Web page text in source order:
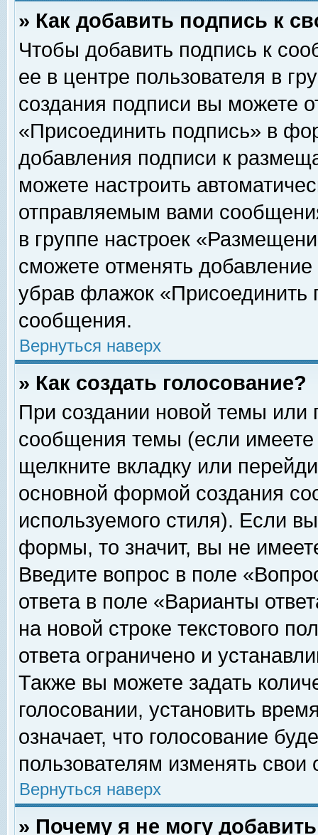
» Как добавить подпись к
Чтобы добавить подпись к
ее в центре пользователя в
создания подписи вы можете
«Присоединить подпись» в
добавления подписи к
можете настроить
отправляемым вами
в группе настроек
сможете отменять
убрав флажок «Присоединить
сообщения.
Вернуться наверх
» Как создать голосование?
При создании новой темы или
сообщения темы (если
щелкните вкладку или
основной формой создания
используемого стиля). Если
формы, то значит, вы не
Введите вопрос в поле
ответа в поле «Варианты
на новой строке текстового
ответа ограничено и
Также вы можете задать
голосовании, установить
означает, что голосование
пользователям изменять свои
Вернуться наверх
» Почему я не могу